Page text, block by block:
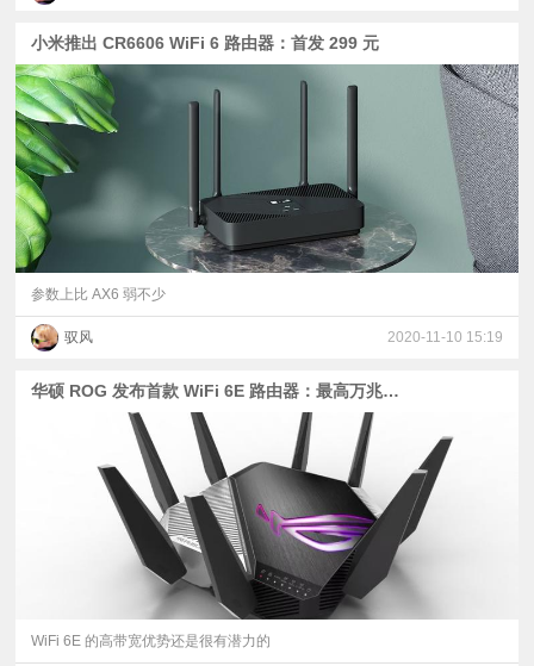
小米推出 CR6606 WiFi 6 路由器：首发 299 元
参数上比 AX6 弱不少
驭风 2020-11-10 15:19
华硕 ROG 发布首款 WiFi 6E 路由器：最高万兆速率
WiFi 6E 的高带宽优势还是很有潜力的